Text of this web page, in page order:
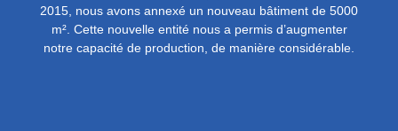
2015, nous avons annexé un nouveau bâtiment de 5000
m². Cette nouvelle entité nous a permis d’augmenter
notre capacité de production, de manière considérable.